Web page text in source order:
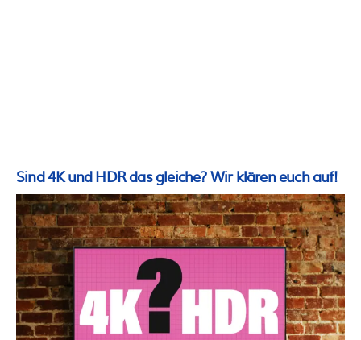
Sind 4K und HDR das gleiche? Wir klären euch auf!